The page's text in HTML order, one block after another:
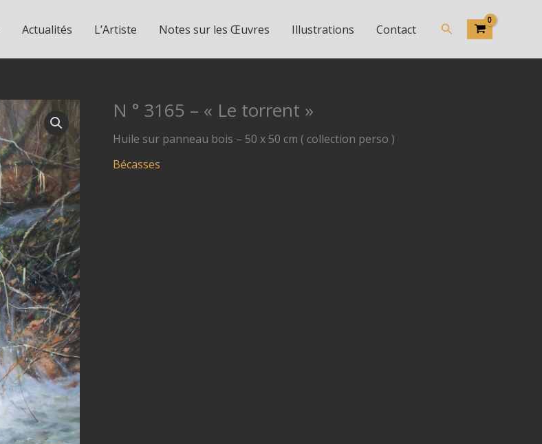
Actualités L’Artiste Notes sur les Œuvres Illustrations Contact Rechercher
N ° 3165 – « Le torrent »
Huile sur panneau bois – 50 x 50 cm ( collection perso )
Bécasses